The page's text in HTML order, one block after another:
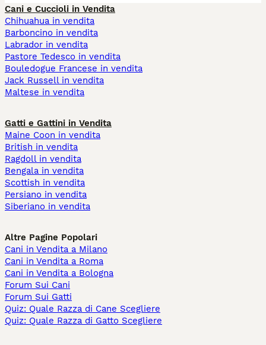
Cani e Cuccioli in Vendita
Chihuahua in vendita
Barboncino in vendita
Labrador in vendita
Pastore Tedesco in vendita
Bouledogue Francese in vendita
Jack Russell in vendita
Maltese in vendita
Gatti e Gattini in Vendita
Maine Coon in vendita
British in vendita
Ragdoll in vendita
Bengala in vendita
Scottish in vendita
Persiano in vendita
Siberiano in vendita
Altre Pagine Popolari
Cani in Vendita a Milano
Cani in Vendita a Roma
Cani in Vendita a Bologna
Forum Sui Cani
Forum Sui Gatti
Quiz: Quale Razza di Cane Scegliere
Quiz: Quale Razza di Gatto Scegliere